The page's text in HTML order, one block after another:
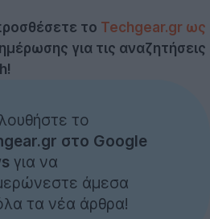
το Techgear.gr ως
για τις αναζητήσεις
το
στο Google
για να
άμεσα
τα νέα άρθρα!